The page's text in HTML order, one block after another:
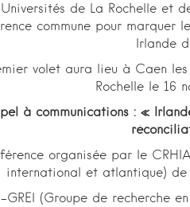
Universités de La Rochelle et
commune pour marquer
Irlande
volet aura lieu à Caen
Rochelle le 16
à communications : «
organisée par le
international et atlantique) de
GREI (Groupe de recherche